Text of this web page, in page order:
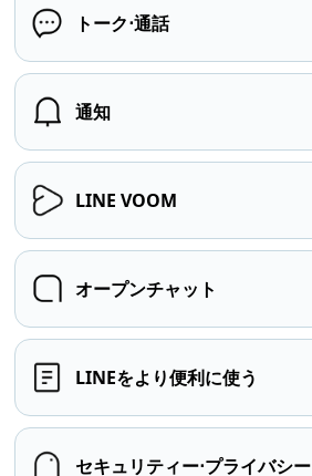
トーク⋅通話
通知
LINE VOOM
オープンチャット
LINEをより便利に使う
セキュリティー⋅プライバシー